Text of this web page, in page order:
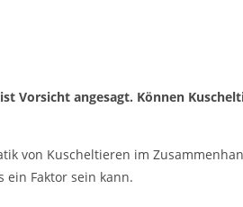
Vorsicht angesagt. Können
von Kuscheltieren im
ein Faktor sein kann.